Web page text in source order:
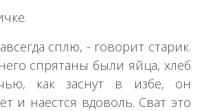
сплю, - говорит старик.
спрятаны были яйца, хлеб
как заснут в избе, он
и наестся вдоволь. Сват это